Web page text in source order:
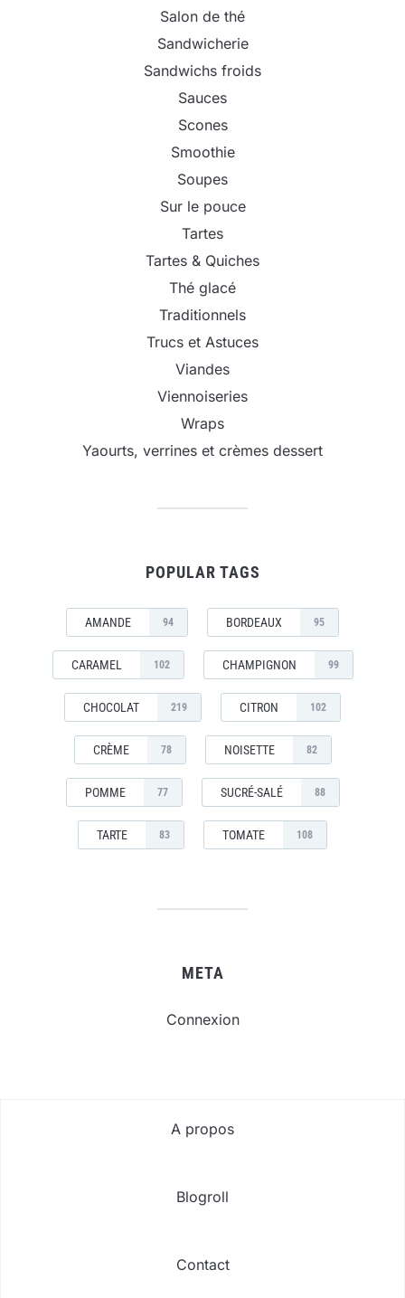
Salon de thé
Sandwicherie
Sandwichs froids
Sauces
Scones
Smoothie
Soupes
Sur le pouce
Tartes
Tartes & Quiches
Thé glacé
Traditionnels
Trucs et Astuces
Viandes
Viennoiseries
Wraps
Yaourts, verrines et crèmes dessert
POPULAR TAGS
AMANDE 94 BORDEAUX 95
CARAMEL 102 CHAMPIGNON 99
CHOCOLAT 219 CITRON 102
CRÈME 78 NOISETTE 82
POMME 77 SUCRÉ-SALÉ 88
TARTE 83 TOMATE 108
META
Connexion
A propos
Blogroll
Contact